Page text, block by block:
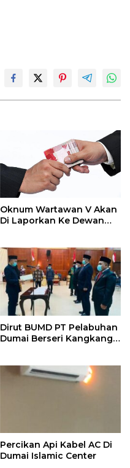
Oknum Wartawan V Akan
Di Laporkan Ke Dewan
Dirut BUMD PT Pelabuhan
Dumai Berseri Kangkangi
Keuangan
Percikan Api Kabel AC Di
Dumai Islamic Center